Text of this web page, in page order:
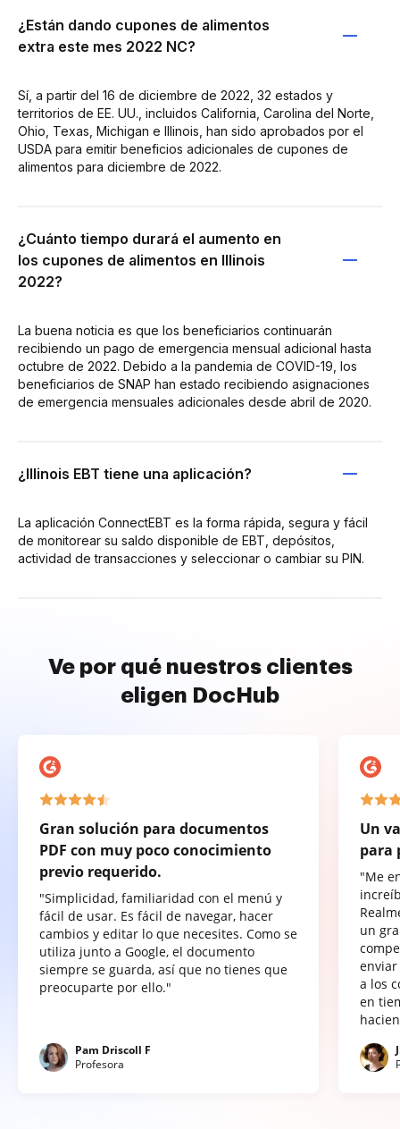
¿Están dando cupones de alimentos
extra este mes 2022 NC?
Sí, a partir del 16 de diciembre de 2022, 32 estados y
territorios de EE. UU., incluidos California, Carolina del Norte,
Ohio, Texas, Michigan e Illinois, han sido aprobados por el
USDA para emitir beneficios adicionales de cupones de
alimentos para diciembre de 2022.
¿Cuánto tiempo durará el aumento en
los cupones de alimentos en Illinois
2022?
La buena noticia es que los beneficiarios continuarán
recibiendo un pago de emergencia mensual adicional hasta
octubre de 2022. Debido a la pandemia de COVID-19, los
beneficiarios de SNAP han estado recibiendo asignaciones
de emergencia mensuales adicionales desde abril de 2020.
¿Illinois EBT tiene una aplicación?
La aplicación ConnectEBT es la forma rápida, segura y fácil
de monitorear su saldo disponible de EBT, depósitos,
actividad de transacciones y seleccionar o cambiar su PIN.
Ve por qué nuestros clientes
eligen DocHub
Gran solución para documentos
PDF con muy poco conocimiento
previo requerido.
"Simplicidad, familiaridad con el menú y
fácil de usar. Es fácil de navegar, hacer
cambios y editar lo que necesites. Como se
utiliza junto a Google, el documento
siempre se guarda, así que no tienes que
preocuparte por ello."
Pam Driscoll F
Profesora
Un
para
"Me
un
a los
en